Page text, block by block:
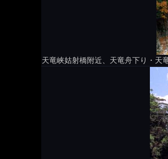
天竜峡姑射橋附近、天竜舟下り・天